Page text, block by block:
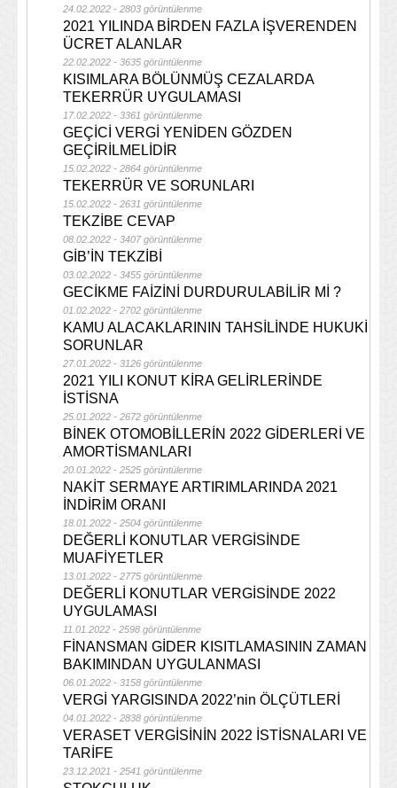
24.02.2022 - 2803 görüntülenme
2021 YILINDA BİRDEN FAZLA İŞVERENDEN
ÜCRET ALANLAR
22.02.2022 - 3635 görüntülenme
KISIMLARA BÖLÜNMÜŞ CEZALARDA
TEKERRÜR UYGULAMASI
17.02.2022 - 3361 görüntülenme
GEÇİCİ VERGİ YENİDEN GÖZDEN
GEÇİRİLMELİDİR
15.02.2022 - 2864 görüntülenme
TEKERRÜR VE SORUNLARI
15.02.2022 - 2631 görüntülenme
TEKZİBE CEVAP
08.02.2022 - 3407 görüntülenme
GİB’İN TEKZİBİ
03.02.2022 - 3455 görüntülenme
GECİKME FAİZİNİ DURDURULABİLİR Mİ ?
01.02.2022 - 2702 görüntülenme
KAMU ALACAKLARININ TAHSİLİNDE HUKUKİ
SORUNLAR
27.01.2022 - 3126 görüntülenme
2021 YILI KONUT KİRA GELİRLERİNDE
İSTİSNA
25.01.2022 - 2672 görüntülenme
BİNEK OTOMOBİLLERİN 2022 GİDERLERİ VE
AMORTİSMANLARI
20.01.2022 - 2525 görüntülenme
NAKİT SERMAYE ARTIRIMLARINDA 2021
İNDİRİM ORANI
18.01.2022 - 2504 görüntülenme
DEĞERLİ KONUTLAR VERGİSİNDE
MUAFİYETLER
13.01.2022 - 2775 görüntülenme
DEĞERLİ KONUTLAR VERGİSİNDE 2022
UYGULAMASI
11.01.2022 - 2598 görüntülenme
FİNANSMAN GİDER KISITLAMASININ ZAMAN
BAKIMINDAN UYGULANMASI
06.01.2022 - 3158 görüntülenme
VERGİ YARGISINDA 2022’nin ÖLÇÜTLERİ
04.01.2022 - 2838 görüntülenme
VERASET VERGİSİNİN 2022 İSTİSNALARI VE
TARİFE
23.12.2021 - 2541 görüntülenme